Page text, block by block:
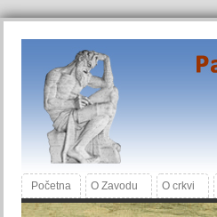
Početna O Zavodu O crkvi